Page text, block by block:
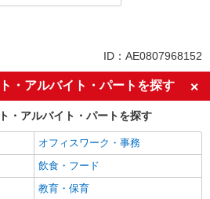
履歴書不要
未経験歓迎
英語が活かせる
高収入・高額
昇給あり
週払い
ID：AE0807968152
・アルバイト・パートを探す
・アルバイト・パートを探す
オフィスワーク・事務
飲食・フード
教育・保育